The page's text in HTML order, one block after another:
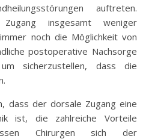
auftreten.
insgesamt weniger
noch die Möglichkeit von
postoperative Nachsorge
sicherzustellen, dass die
dass der dorsale Zugang eine
ist, die zahlreiche Vorteile
Chirurgen sich der